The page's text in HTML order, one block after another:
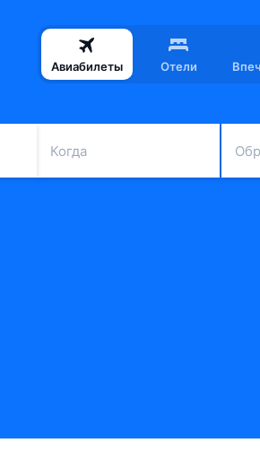
Авиабилеты Отели
Когда